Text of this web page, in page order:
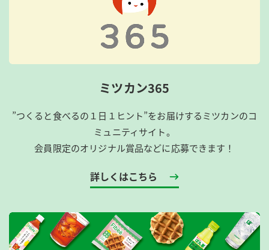
ミツカン365
”つくると食べるの１日１ヒント”をお届けするミツカンのコ
ミュニティサイト。
会員限定のオリジナル賞品などに応募できます！
詳しくはこちら